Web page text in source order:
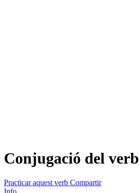
Conjugació del verb
Practicar aquest verb Compartir
Info